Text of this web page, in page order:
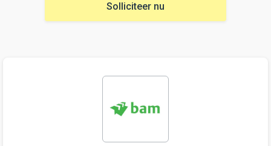
Solliciteer nu